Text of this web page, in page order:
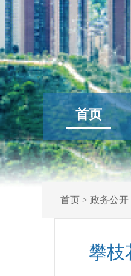
首页
首页> 政务公开
攀枝